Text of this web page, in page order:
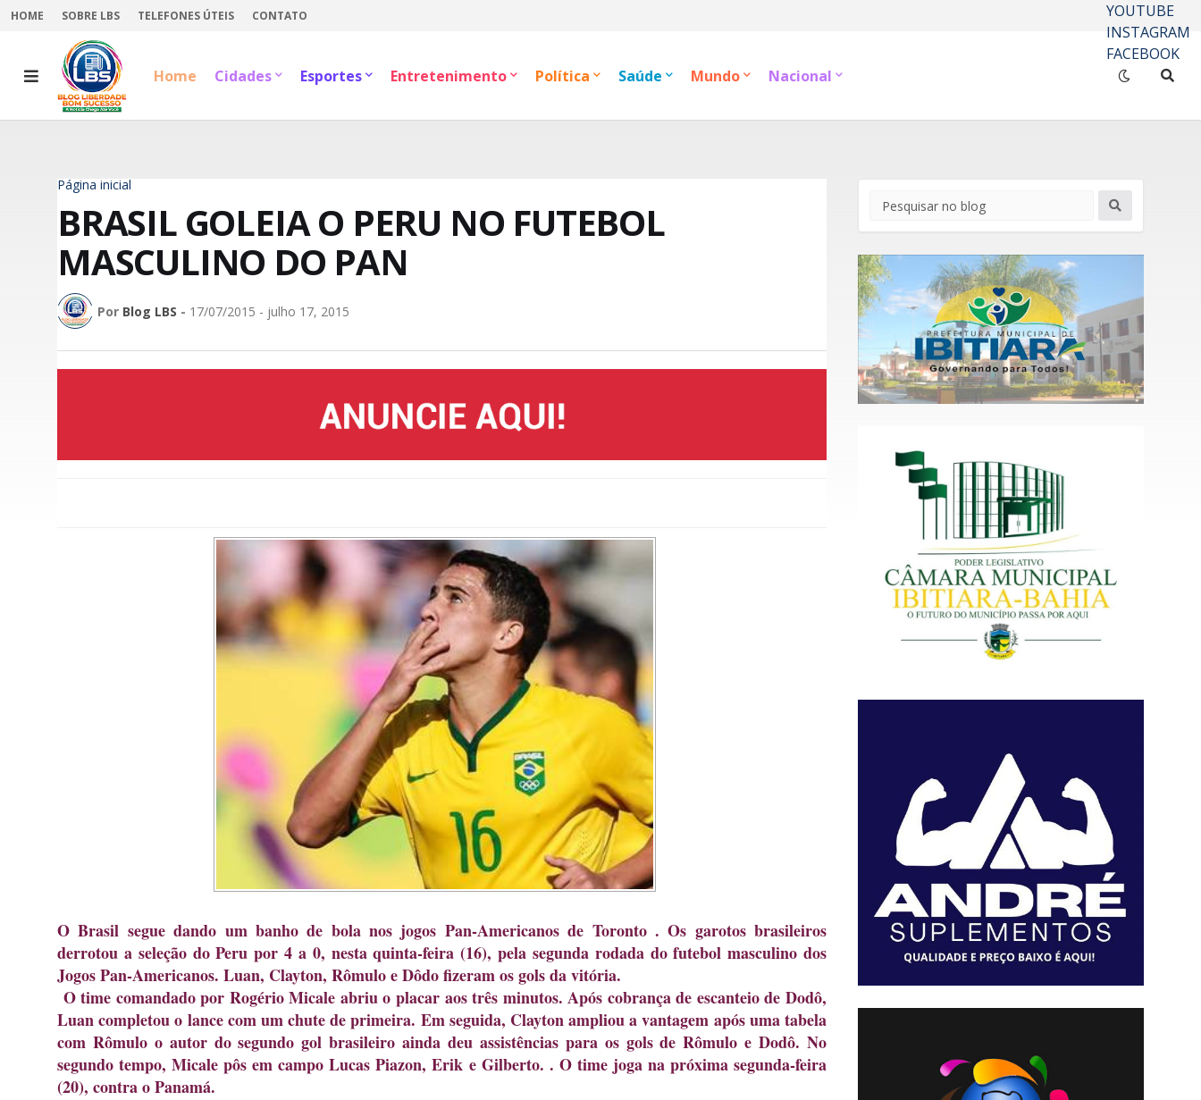
HOME SOBRE LBS TELEFONES ÚTEIS CONTATO
YOUTUBE
INSTAGRAM
FACEBOOK
Home
Cidades Esportes Entretenimento Política Saúde Mundo Nacional
Página inicial
BRASIL GOLEIA O PERU NO FUTEBOL
MASCULINO DO PAN
Por Blog LBS - 17/07/2015 - julho 17, 2015
O Brasil segue dando um banho de bola nos jogos Pan-Americanos de Toronto . Os garotos brasileiros
derrotou a seleção do Peru por 4 a 0, nesta quinta-feira (16), pela segunda rodada do futebol masculino dos
Jogos Pan-Americanos. Luan, Clayton, Rômulo e Dôdo fizeram os gols da vitória.
O time comandado por Rogério Micale abriu o placar aos três minutos. Após cobrança de escanteio de Dodô,
Luan completou o lance com um chute de primeira. Em seguida, Clayton ampliou a vantagem após uma tabela
com Rômulo o autor do segundo gol brasileiro ainda deu assistências para os gols de Rômulo e Dodô. No
segundo tempo, Micale pôs em campo Lucas Piazon, Erik e Gilberto. . O time joga na próxima segunda-feira
(20), contra o Panamá.